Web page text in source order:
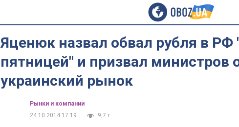
Яценюк назвал обвал рубля в РФ
пятницей" и призвал министров
украинский рынок
Рынки и компании
24.10.2014 17:19
9,7 т.